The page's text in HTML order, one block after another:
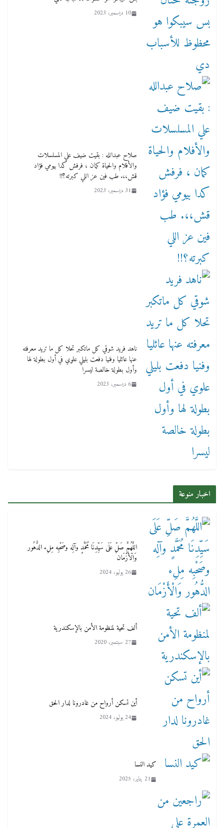
10 ديسمبر، 2023
صلاح عبدالله : بقيت ضيف علي المسلسلات
والأفلام والحياة كمان ، فرفش كدا بيومي فؤاد
قش،،. طب فين عز اللي كبرته؟!!
31 ديسمبر، 2023
ناهد فريد شوقي كل ماتكبر تحلا كل ما تريد معرفته
عنها عائليا وفنيا دفعت بليلي علوي في أول بطولة لها
وأول بطولة خالصة ليسرا
6 ديسمبر، 2023
اخبار منوعة
اللَّهُمَّ صَلِّ عَلَى سَيِّدِنَا مُحَمَّدٍ وآلِه وصَحْبِه مِلِء الدُّهُور
وَالْأَزْمَان
26 يوليو، 2024
ألف تحية لمنظومة الأمن بالإسكندرية
27 سبتمبر، 2020
أين تسكن أرواح من غادرونا لدار الحق
24 يوليو، 2024
كيد النسا
21 يناير، 2025